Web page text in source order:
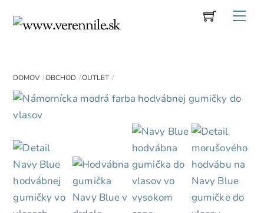
Cart
DOMOV OBCHOD OUTLET